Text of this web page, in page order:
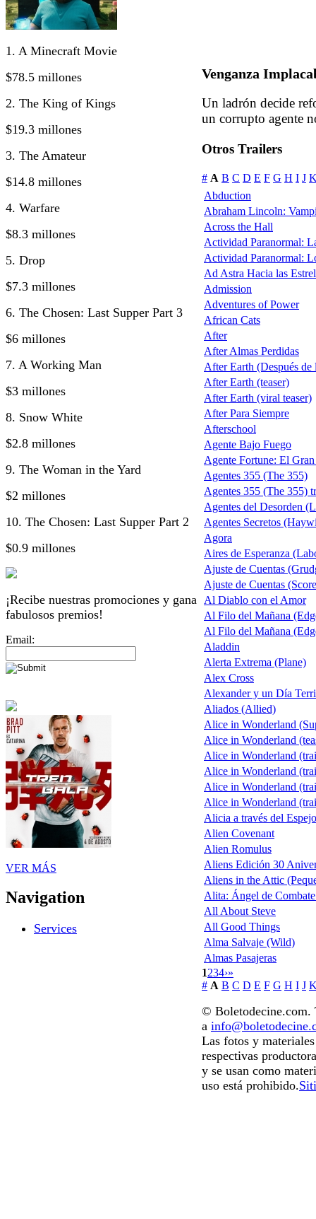
1. A Minecraft Movie
$78.5 millones
2. The King of Kings
$19.3 millones
3. The Amateur
$14.8 millones
4. Warfare
$8.3 millones
5. Drop
$7.3 millones
6. The Chosen: Last Supper Part 3
$6 millones
7. A Working Man
$3 millones
8. Snow White
$2.8 millones
9. The Woman in the Yard
$2 millones
10. The Chosen: Last Supper Part 2
$0.9 millones
¡Recibe nuestras promociones y gana
fabulosos premios!
Email:
VER MÁS
Navigation
Services
Venganza
Un ladrón decide
un corrupto agente
Otros Trailers
# A B C D E F G H I J
Abduction
Abraham Lincoln:
Across the Hall
Actividad Paranormal:
Actividad Paranormal:
Ad Astra Hacia las
Admission
Adventures of Power
African Cats
After
After Almas Perdidas
After Earth (Después de
After Earth (teaser)
After Earth (viral teaser)
After Para Siempre
Afterschool
Agente Bajo Fuego
Agente Fortune: El
Agentes 355 (The 355)
Agentes 355 (The 355)
Agentes del Desorden
Agentes Secretos
Agora
Aires de Esperanza
Ajuste de Cuentas
Ajuste de Cuentas
Al Diablo con el Amor
Al Filo del Mañana
Al Filo del Mañana
Aladdin
Alerta Extrema (Plane)
Alex Cross
Alexander y un Día
Aliados (Allied)
Alice in Wonderland
Alice in Wonderland
Alice in Wonderland
Alice in Wonderland
Alice in Wonderland
Alice in Wonderland
Alicia a través del
Alien Covenant
Alien Romulus
Aliens Edición 30
Aliens in the Attic
Alita: Ángel de
All About Steve
All Good Things
Alma Salvaje (Wild)
Almas Pasajeras
1234›»
# A B C D E F G H I J
© Boletodecine.com.
a
Las fotos y
respectivas
y se usan como
uso está prohibido.